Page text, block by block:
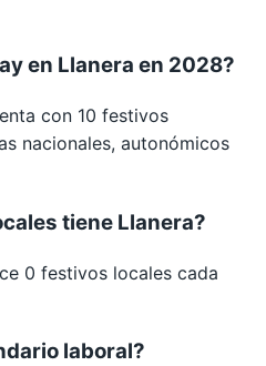
en Llanera en 2028?
con 10 festivos
nacionales, autonómicos
tiene Llanera?
0 festivos locales cada
laboral?